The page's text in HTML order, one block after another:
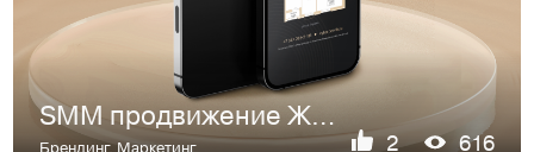
SMM продвижение ЖК «Выбор первых»
Брендинг,Маркетинг 2 616